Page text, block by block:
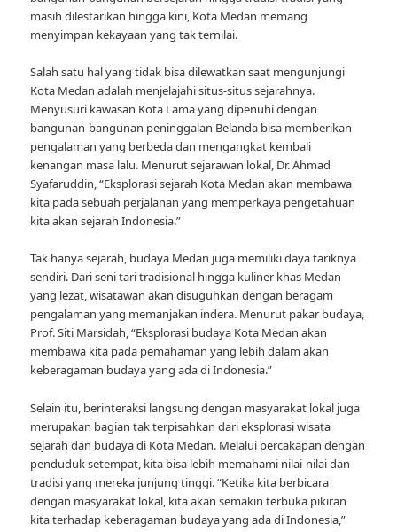
masih dilestarikan hingga kini, Kota Medan memang
menyimpan kekayaan yang tak ternilai.
Salah satu hal yang tidak bisa dilewatkan saat mengunjungi
Kota Medan adalah menjelajahi situs-situs sejarahnya.
Menyusuri kawasan Kota Lama yang dipenuhi dengan
bangunan-bangunan peninggalan Belanda bisa memberikan
pengalaman yang berbeda dan mengangkat kembali
kenangan masa lalu. Menurut sejarawan lokal, Dr. Ahmad
Syafaruddin, “Eksplorasi sejarah Kota Medan akan membawa
kita pada sebuah perjalanan yang memperkaya pengetahuan
kita akan sejarah Indonesia.”
Tak hanya sejarah, budaya Medan juga memiliki daya tariknya
sendiri. Dari seni tari tradisional hingga kuliner khas Medan
yang lezat, wisatawan akan disuguhkan dengan beragam
pengalaman yang memanjakan indera. Menurut pakar budaya,
Prof. Siti Marsidah, “Eksplorasi budaya Kota Medan akan
membawa kita pada pemahaman yang lebih dalam akan
keberagaman budaya yang ada di Indonesia.”
Selain itu, berinteraksi langsung dengan masyarakat lokal juga
merupakan bagian tak terpisahkan dari eksplorasi wisata
sejarah dan budaya di Kota Medan. Melalui percakapan dengan
penduduk setempat, kita bisa lebih memahami nilai-nilai dan
tradisi yang mereka junjung tinggi. “Ketika kita berbicara
dengan masyarakat lokal, kita akan semakin terbuka pikiran
kita terhadap keberagaman budaya yang ada di Indonesia,”